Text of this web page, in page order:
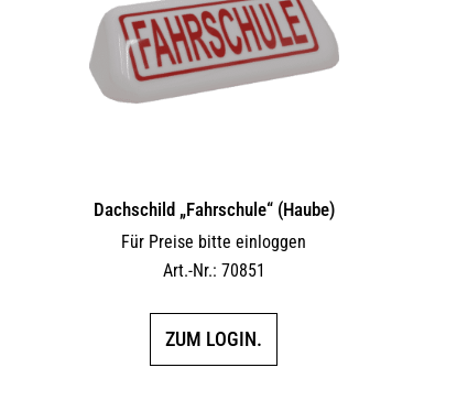
Dachschild „Fahrschule“ (Haube)
Für Preise bitte einloggen
Art.-Nr.: 70851
ZUM LOGIN.